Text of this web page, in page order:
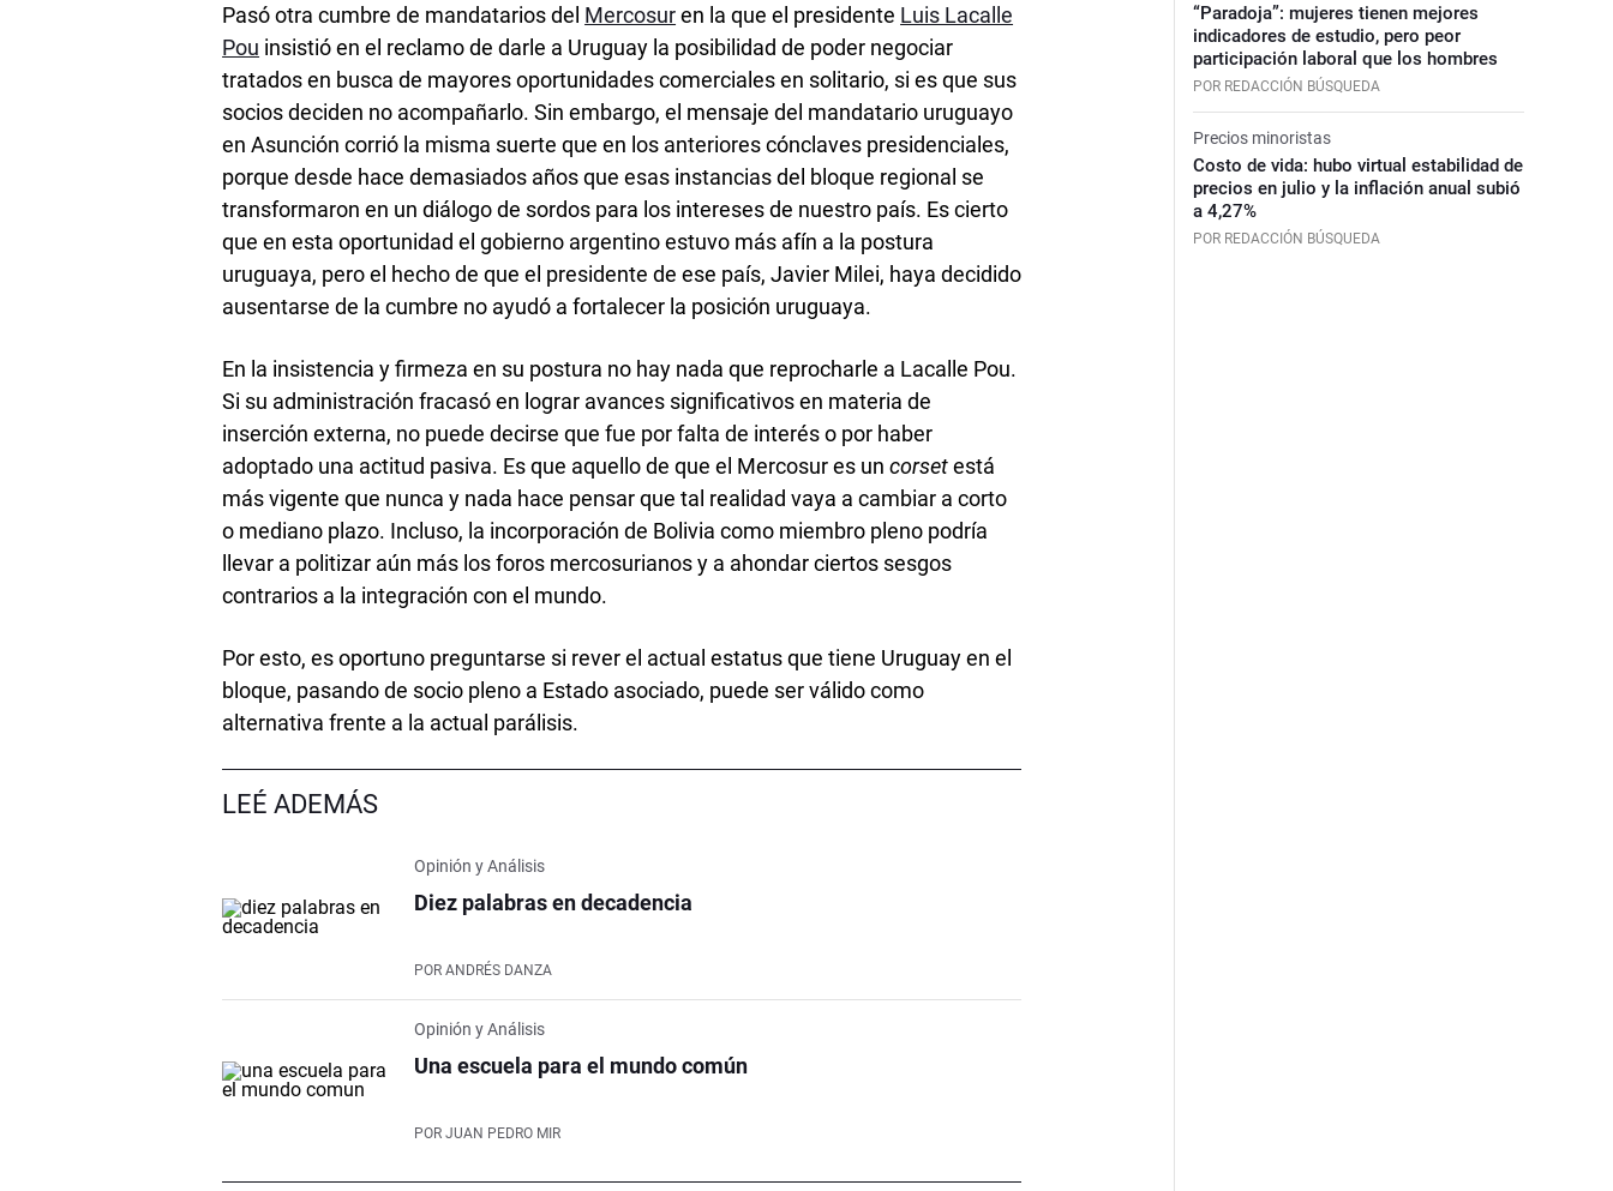
Pasó otra cumbre de mandatarios del Mercosuren la que el presidente Luis Lacalle
Pou insistió en el reclamo de darle a Uruguay la posibilidad de poder negociar
tratados en busca de mayores oportunidades comerciales en solitario, si es que sus
socios deciden no acompañarlo. Sin embargo, el mensaje del mandatario uruguayo
en Asunción corrió la misma suerte que en los anteriores cónclaves presidenciales,
porque desde hace demasiados años que esas instancias del bloque regional se
transformaron en un diálogo de sordos para los intereses de nuestro país. Es cierto
que en esta oportunidad el gobierno argentino estuvo más afín a la postura
uruguaya, pero el hecho de que el presidente de ese país, Javier Milei, haya decidido
ausentarse de la cumbre no ayudó a fortalecer la posición uruguaya.
En la insistencia y firmeza en su postura no hay nada que reprocharle a Lacalle Pou.
Si su administración fracasó en lograr avances significativos en materia de
inserción externa, no puede decirse que fue por falta de interés o por haber
adoptado una actitud pasiva. Es que aquello de que el Mercosur es uncorsetestá
más vigente que nunca y nada hace pensar que tal realidad vaya a cambiar a corto
o mediano plazo. Incluso, la incorporación de Bolivia como miembro pleno podría
llevar a politizar aún más los foros mercosurianos y a ahondar ciertos sesgos
contrarios a la integración con el mundo.
Por esto, es oportuno preguntarse si rever el actual estatus que tiene Uruguay en el
bloque, pasando de socio pleno a Estado asociado, puede ser válido como
alternativa frente a la actual parálisis.
LEÉ ADEMÁS
Opinión y Análisis
Diez palabras en decadencia
POR ANDRÉS DANZA
Opinión y Análisis
Una escuela para el mundo común
POR JUAN PEDRO MIR
“Paradoja”: mujeres tienen mejores
indicadores de estudio, pero peor
participación laboral que los hombres
POR REDACCIÓN BÚSQUEDA
Precios minoristas
Costo de vida: hubo virtual estabilidad de
precios en julio y la inflación anual subió
a 4,27%
POR REDACCIÓN BÚSQUEDA